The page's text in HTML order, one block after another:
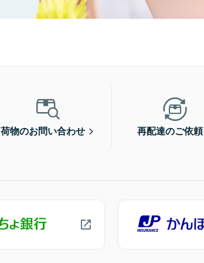
荷物のお問い合わせ 再配達のご依頼